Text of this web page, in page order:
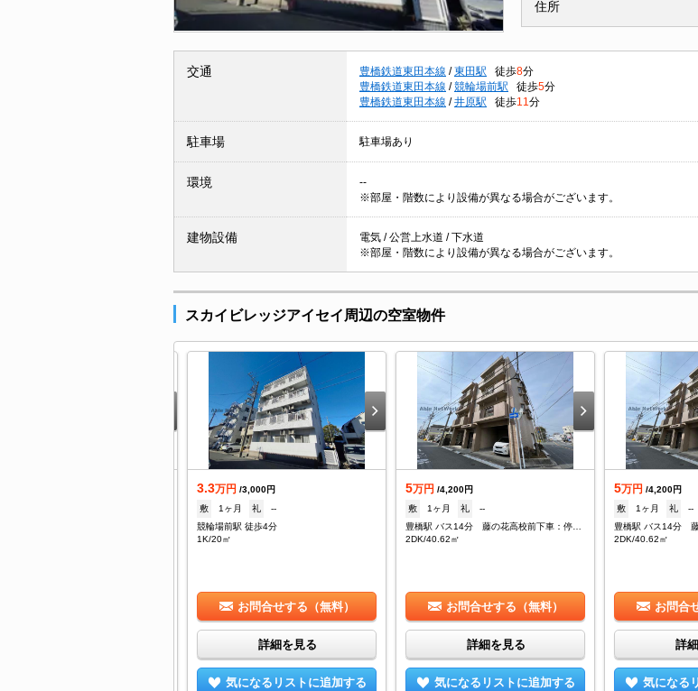
住所
交通 豊橋鉄道東田本線 / 東田駅 徒歩8分
豊橋鉄道東田本線 / 競輪場前駅 徒歩5分
豊橋鉄道東田本線 / 井原駅 徒歩11 分
駐車場 駐車場あり
環境
--
※部屋・階数により設備が異なる場合がございます。
建物設備
電気 / 公営上水道 / 下水道
※部屋・階数により設備が異なる場合がございます。
スカイビレッジアイセイ周辺の空室物件
3.3万円 /3,000円
敷
1ヶ月 礼
--
競輪場前駅 徒歩4分
1K/20㎡
お問合せする（無料）
詳細を見る
気になるリストに追加する
5万円 /4,200円
敷
1ヶ月 礼
--
豊橋駅 バス14分 藤の花高校前下車：停歩15分
2DK/40.62㎡
お問合せする（無料）
詳細を見る
気になるリストに追加する
5万円 /4,200円
敷
1ヶ月 礼
--
2DK/40.62㎡
お問合
詳
気になる